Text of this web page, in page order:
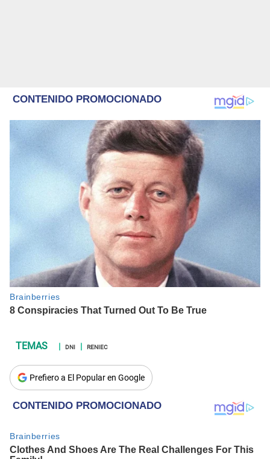
DNI RENIEC
Prefiero a El Popular en Google